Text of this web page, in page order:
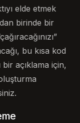
elde etmek
birinde bir
bu kısa kod
bir açıklama için,